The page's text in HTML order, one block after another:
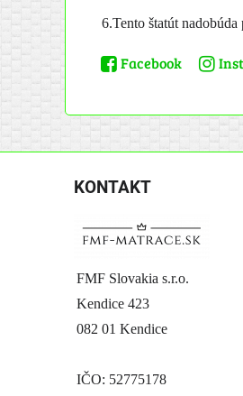
6.Tento štatút
Facebook
KONTAKT
FMF Slovakia s.r.o.
Kendice 423
082 01 Kendice
IČO: 52775178